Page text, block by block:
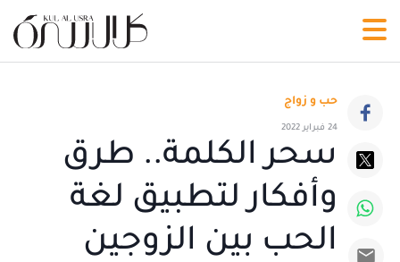
حب و زواج
24 فبراير 2022
سحر الكلمة.. طرق
وأفكار لتطبيق لغة
الحب بين الزوجين